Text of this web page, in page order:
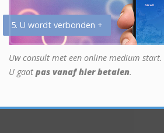
5. U wordt verbonden +
Uw consult met een online medium start.
U gaat pas vanaf hier betalen.